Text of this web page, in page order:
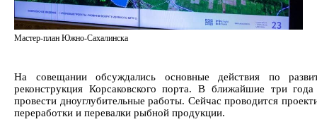
Мастер-план Южно-Сахалинска
На совещании обсуждались основные действия по
реконструкция Корсаковского порта. В ближайшие три
провести дноуглубительные работы. Сейчас проводится
переработки и перевалки рыбной продукции.